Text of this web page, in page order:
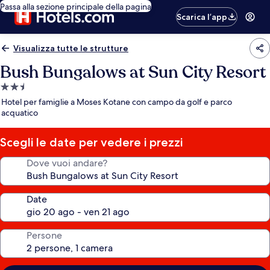
Passa alla sezione principale della pagina
Scarica l’app
Visualizza tutte le strutture
Bush Bungalows at Sun City Resort
Struttura
a
2.5
stelle
Hotel per famiglie a Moses Kotane con campo da golf e parco
acquatico
Scegli le date per vedere i prezzi
Dove vuoi andare?
Date
Persone